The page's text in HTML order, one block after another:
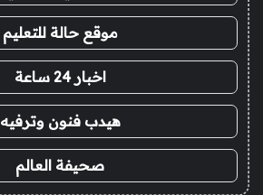
موقع حالة للتعليم
اخبار 24 ساعة
هيدب فنون وترفيه
صحيفة العالم